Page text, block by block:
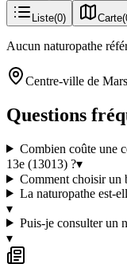
Liste(0) Carte(
Aucun naturopathe
Centre-ville de
Questions
Combien coûte une
13e (13013) ?▾
Comment choisir un
La naturopathe est-
▾
Puis-je consulter un
▾